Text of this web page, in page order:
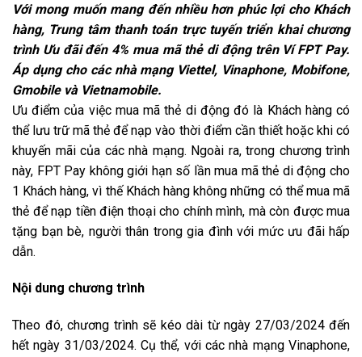
Với mong muốn mang đến nhiều hơn phúc lợi cho Khách
hàng, Trung tâm thanh toán trực tuyến triển khai chương
trình Ưu đãi đến 4% mua mã thẻ di động trên Ví FPT Pay.
Áp dụng cho các nhà mạng Viettel, Vinaphone, Mobifone,
Gmobile và Vietnamobile.
Ưu điểm của việc mua mã thẻ di động đó là Khách hàng có
thể lưu trữ mã thẻ để nạp vào thời điểm cần thiết hoặc khi có
khuyến mãi của các nhà mạng. Ngoài ra, trong chương trình
này, FPT Pay không giới hạn số lần mua mã thẻ di động cho
1 Khách hàng, vì thế Khách hàng không những có thể mua mã
thẻ để nạp tiền điện thoại cho chính mình, mà còn được mua
tặng bạn bè, người thân trong gia đình với mức ưu đãi hấp
dẫn.
Nội dung chương trình
Theo đó, chương trình sẽ kéo dài từ ngày 27/03/2024 đến
hết ngày 31/03/2024. Cụ thể, với các nhà mạng Vinaphone,